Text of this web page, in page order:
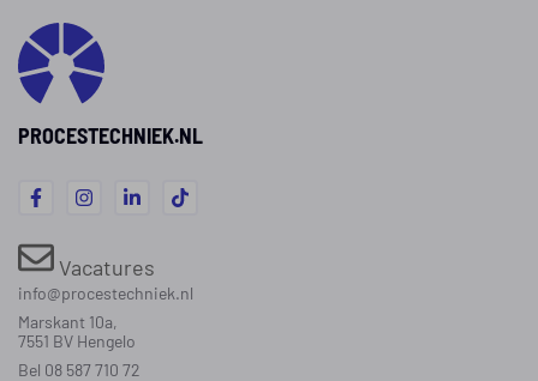
PROCESTECHNIEK.NL
Vacatures
info@procestechniek.nl
Marskant 10a,
7551 BV Hengelo
Bel 08 587 710 72